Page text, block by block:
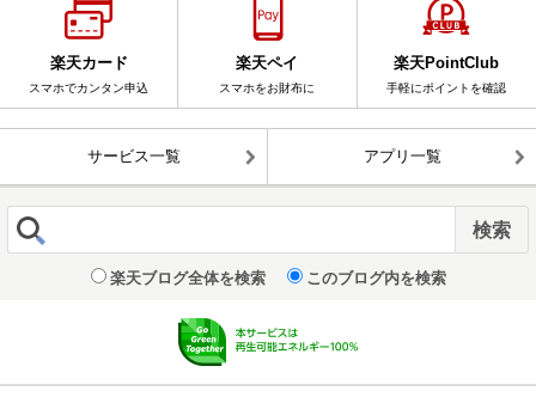
楽天カード
スマホでカンタン申込
楽天ペイ
スマホをお財布に
楽天PointClub
手軽にポイントを確認
サービス一覧 アプリ一覧
楽天ブログ全体を検索 このブログ内を検索